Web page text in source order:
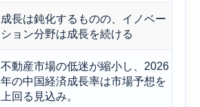
成長は鈍化するものの、イノベー
ション分野は成長を続ける
不動産市場の低迷が縮小し、2026
年の中国経済成長率は市場予想を
上回る見込み。